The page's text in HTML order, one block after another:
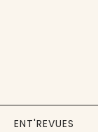
ENT'REVUES